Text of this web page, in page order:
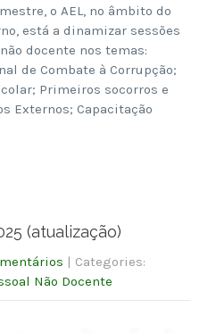
o AEL, no âmbito do
está a dinamizar sessões
docente nos temas:
de Combate à Corrupção;
Primeiros socorros e
Externos; Capacitação
(atualização)
| Categories:
Não Docente